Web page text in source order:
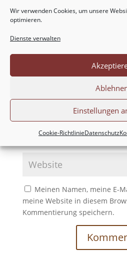
Wir verwenden Cookies, um unsere
optimieren.
Dienste verwalten
Einstellungen
Cookie-RichtlinieDatenschutz
Meinen Namen, meine E-
meine Website in diesem
Kommentierung speichern.